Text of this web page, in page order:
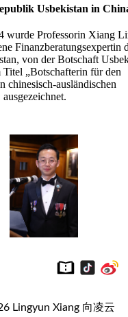
Usbekistan in
wurde Professorin Xiang
Finanzberatungsexpertin
von der Botschaft
„Botschafterin für den
chinesisch-ausländischen
Lingyun Xiang 向凌云